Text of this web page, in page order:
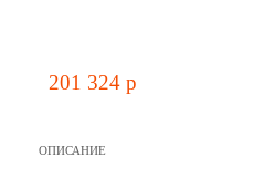
201 324 p
ОПИСАНИЕ